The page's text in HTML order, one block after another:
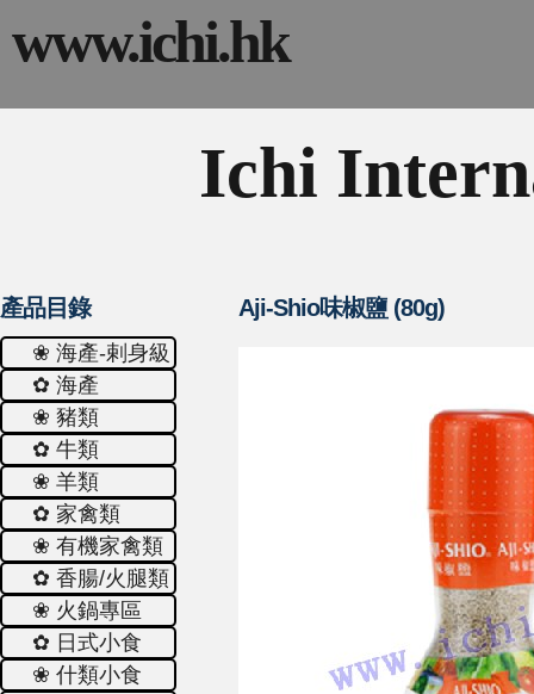
www.ichi.hk
Ichi
產品目錄
❀ 海產-剌身級
✿ 海產
❀ 豬類
✿ 牛類
❀ 羊類
✿ 家禽類
❀ 有機家禽類
✿ 香腸/火腿類
❀ 火鍋專區
✿ 日式小食
❀ 什類小食
Aji-Shio味椒鹽 (80g)